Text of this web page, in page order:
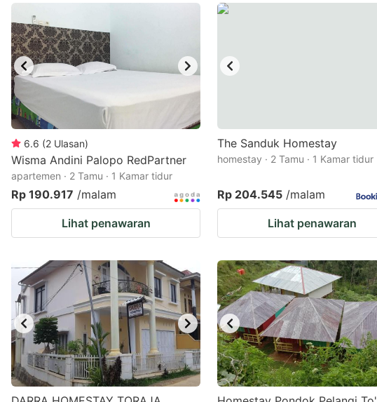
6.6 (2 Ulasan)
Wisma Andini Palopo RedPartner
apartemen · 2 Tamu · 1 Kamar tidur
Rp 190.917 /malam
Lihat penawaran
The Sanduk Homestay
homestay · 2 Tamu · 1 Kamar tidur
Rp 204.545 /malam
Lihat penawaran